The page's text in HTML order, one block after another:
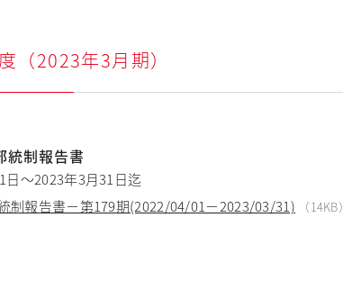
（2023年3月期）
統制報告書
日～2023年3月31日迄
制報告書－第179期(2022/04/01－2023/03/31)
（14KB）